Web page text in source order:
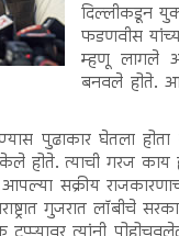
दिल्लीकडून
फडणवीस
म्हणू लागले
बनवले होते.
घेतला होता तर
त्याची गरज काय
सक्रीय
गुजरात लॉबीचे